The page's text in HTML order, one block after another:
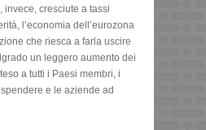
invece, cresciute a tassi
l’economia dell’eurozona
che riesca a farla uscire
un leggero aumento dei
a tutti i Paesi membri, i
e le aziende ad